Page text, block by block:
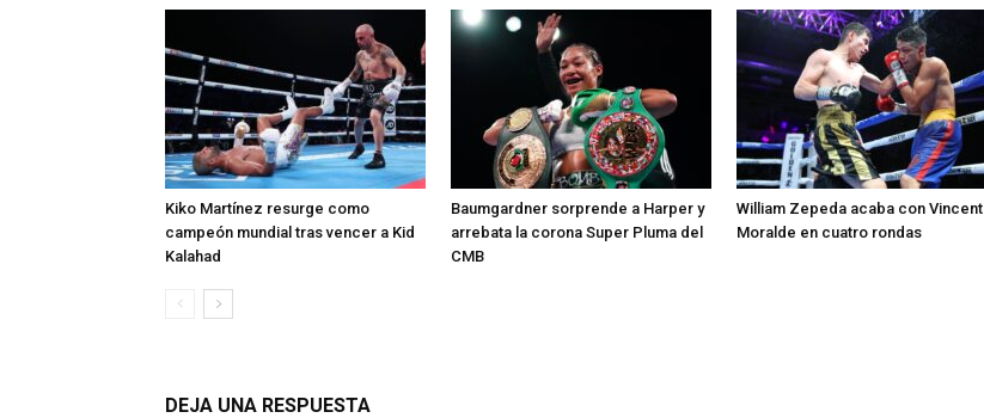
Kiko Martínez resurge como
campeón mundial tras vencer a Kid
Kalahad
Baumgardner sorprende a Harper y
arrebata la corona Super Pluma del
CMB
William Zepeda acaba con Vincent
Moralde en cuatro rondas
DEJA UNA RESPUESTA